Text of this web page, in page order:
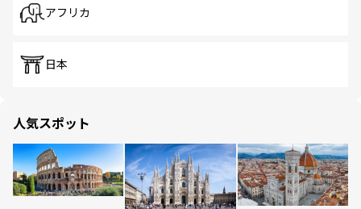
アフリカ
日本
人気スポット